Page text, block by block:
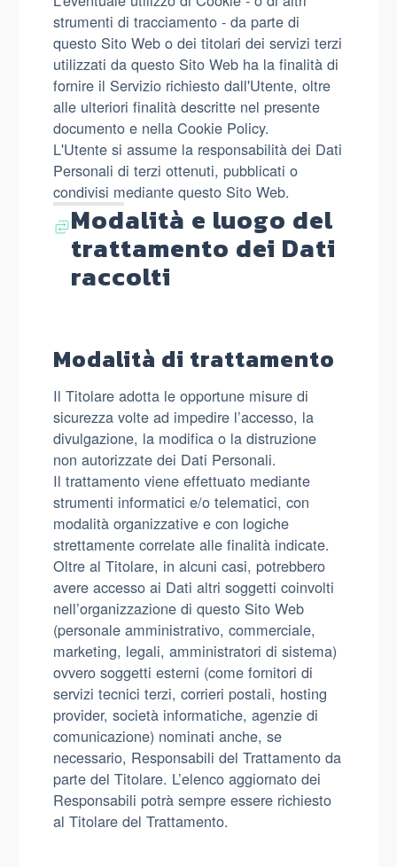
strumenti di tracciamento - da parte di
questo Sito Web o dei titolari dei servizi terzi
utilizzati da questo Sito Web ha la finalità di
fornire il Servizio richiesto dall'Utente, oltre
alle ulteriori finalità descritte nel presente
documento e nella Cookie Policy.
L'Utente si assume la responsabilità dei Dati
Personali di terzi ottenuti, pubblicati o
condivisi mediante questo Sito Web.
Modalità e luogo del
trattamento dei Dati
raccolti
Modalità di trattamento
Il Titolare adotta le opportune misure di
sicurezza volte ad impedire l’accesso, la
divulgazione, la modifica o la distruzione
non autorizzate dei Dati Personali.
Il trattamento viene effettuato mediante
strumenti informatici e/o telematici, con
modalità organizzative e con logiche
strettamente correlate alle finalità indicate.
Oltre al Titolare, in alcuni casi, potrebbero
avere accesso ai Dati altri soggetti coinvolti
nell’organizzazione di questo Sito Web
(personale amministrativo, commerciale,
marketing, legali, amministratori di sistema)
ovvero soggetti esterni (come fornitori di
servizi tecnici terzi, corrieri postali, hosting
provider, società informatiche, agenzie di
comunicazione) nominati anche, se
necessario, Responsabili del Trattamento da
parte del Titolare. L’elenco aggiornato dei
Responsabili potrà sempre essere richiesto
al Titolare del Trattamento.